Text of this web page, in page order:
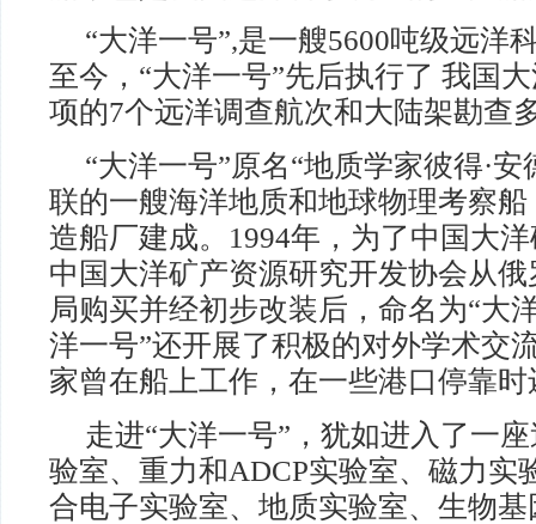
“大洋一号”,是一艘5600吨级远洋
至今，“大洋一号”先后执行了 我国
项的7个远洋调查航次和大陆架勘查
“大洋一号”原名“地质学家彼得·
联的一艘海洋地质和地球物理考察
造船厂建成。1994年，为了中国大
中国大洋矿产资源研究开发协会从
局购买并经初步改装后，命名为“大
洋一号”还开展了积极的对外学术交
家曾在船上工作，在一些港口停靠
走进“大洋一号”，犹如进入了一
验室、重力和ADCP实验室、磁力实
合电子实验室、地质实验室、生物